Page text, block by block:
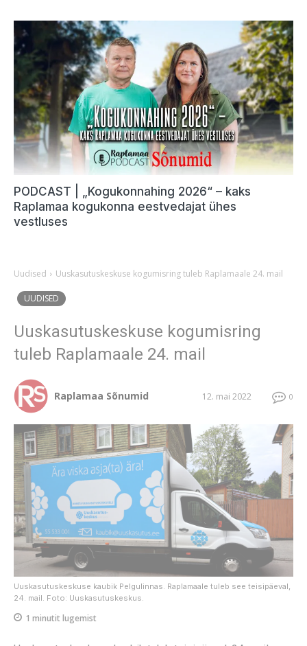
PODCAST | „Kogukonnahing 2026“ – kaks
Raplamaa kogukonna eestvedajat ühes
vestluses